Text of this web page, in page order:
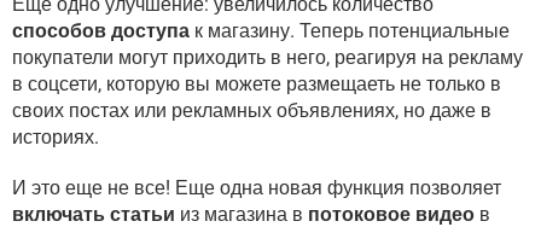
способов доступа к магазину. Теперь потенциальные
покупатели могут приходить в него, реагируя на рекламу
в соцсети, которую вы можете размещаеть не только в
своих постах или рекламных объявлениях, но даже в
историях.
И это еще не все! Еще одна новая функция позволяет
включать статьи из магазина в потоковое видео в